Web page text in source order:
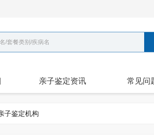
亲子鉴定资讯 常见问
子鉴定机构